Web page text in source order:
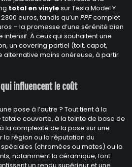
total en vinylesur Tesla Model Y
euros, tandis qu’un PPFcomplet
– la promesse d’une sérénité bien
intensif. À ceux qui souhaitent une
un covering partiel (toit, capot,
alternative moins onéreuse, à partir
qui influencent le coût
pose à l’autre ? Tout tient à la
totale couverte, à la teinte de base de
la complexité de la pose sur une
la région ou la réputation du
spéciales (chromées ou mates) ou la
notamment la céramique, font